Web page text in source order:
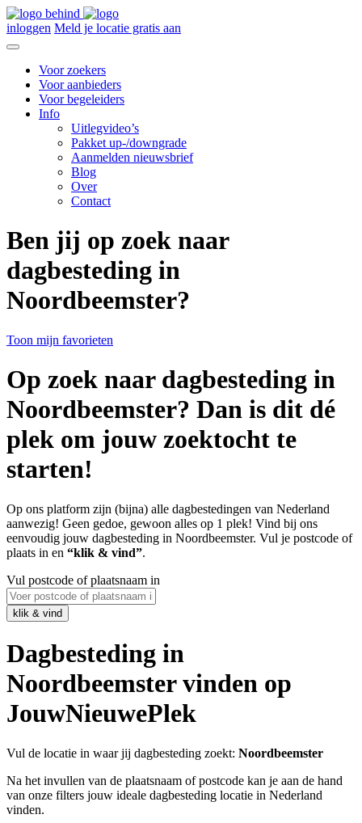
inloggen Meld je locatie gratis aan
Voor zoekers
Voor aanbieders
Voor begeleiders
Info
Uitlegvideo’s
Pakket up-/downgrade
Aanmelden nieuwsbrief
Blog
Over
Contact
Ben jij op zoek naar
dagbesteding in
Noordbeemster?
Toon mijn favorieten
Op zoek naar dagbesteding in
Noordbeemster? Dan is dit dé
plek om jouw zoektocht te
starten!
Op ons platform zijn (bijna) alle dagbestedingen van Nederland
aanwezig! Geen gedoe, gewoon alles op 1 plek! Vind bij ons
eenvoudig jouw dagbesteding in Noordbeemster. Vul je postcode of
plaats in en “klik & vind”.
Vul postcode of plaatsnaam in
Dagbesteding in
Noordbeemster vinden op
JouwNieuwePlek
Vul de locatie in waar jij dagbesteding zoekt: Noordbeemster
Na het invullen van de plaatsnaam of postcode kan je aan de hand
van onze filters jouw ideale dagbesteding locatie in Nederland
vinden.